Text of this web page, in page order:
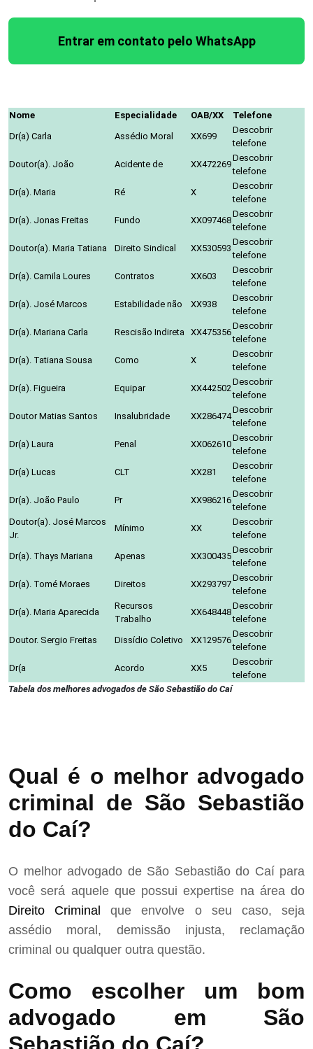
Entrar em contato pelo WhatsApp
Nome Especialidade OAB/XX
Telefone
Dr(a) Carla
Assédio Moral XX699
Descobrir
telefone
Doutor(a). João
Acidente de XX472269
Descobrir
telefone
Dr(a). Maria
Ré X
Descobrir
telefone
Dr(a). Jonas Freitas
Fundo XX097468
Descobrir
telefone
Doutor(a). Maria Tatiana
Direito Sindical XX530593
Descobrir
telefone
Dr(a). Camila Loures
Contratos XX603
Descobrir
telefone
Dr(a). José Marcos
Estabilidade não XX938
Descobrir
telefone
Dr(a). Mariana Carla
Rescisão Indireta XX475356
Descobrir
telefone
Dr(a). Tatiana Sousa
Como X
Descobrir
telefone
Dr(a). Figueira
Equipar XX442502
Descobrir
telefone
Doutor Matias Santos
Insalubridade XX286474
Descobrir
telefone
Dr(a) Laura
Penal XX062610
Descobrir
telefone
Dr(a) Lucas
CLT XX281
Descobrir
telefone
Dr(a). João Paulo
Pr XX986216
Descobrir
telefone
Doutor(a). José Marcos
Jr.
Mínimo XX
Descobrir
telefone
Dr(a). Thays Mariana
Apenas XX300435
Descobrir
telefone
Dr(a). Tomé Moraes
Direitos XX293797
Descobrir
telefone
Dr(a). Maria Aparecida
Recursos
Trabalho
XX648448
Descobrir
telefone
Doutor. Sergio Freitas
Dissídio Coletivo XX129576
Descobrir
telefone
Dr(a
Acordo XX5
Descobrir
telefone
Tabela dos melhores advogados de São Sebastião do Caí
Qual é o melhor advogado
criminal de São Sebastião
do Caí?
O melhor advogado de São Sebastião do Caí para
você será aquele que possui expertise na área do
Direito Criminal que envolve o seu caso, seja
assédio moral, demissão injusta, reclamação
criminal ou qualquer outra questão.
Como escolher um bom
advogado em São